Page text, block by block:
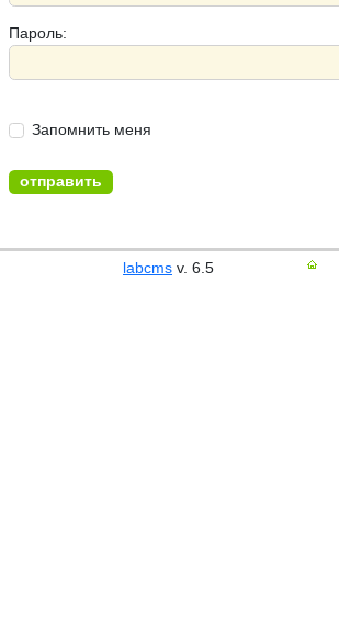
Пароль:
Запомнить меня
labcms v. 6.5